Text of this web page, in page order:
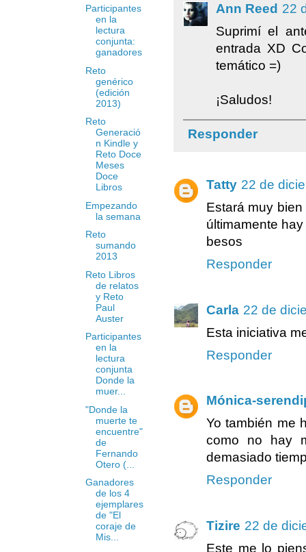
Ann Reed 22
Suprimí el
entrada XD
temático =)
¡Saludos!
Responder
Tatty 22 de
Estará muy
últimamente
besos
Responder
Carla 22 de
Esta iniciativa
Responder
Mónica-
Yo también me
como no hay
demasiado
Responder
Tizire 22 de
Este me lo
Participantes
en la
lectura
conjunta:
ganadores
Reto
genérico
(edición
2013)
Reto
Generació
n Kindle y
Reto Doce
Meses
Doce
Libros
Empezando
la semana
Reto
sumando
2013
Reto Libros
de relatos
y Reto
Paul
Auster
Participantes
en la
lectura
conjunta
Donde la
muer...
"Donde la
muerte te
encuentre"
de
Fernando
Otero (...
Ganadores
de los 4
ejemplares
de "El
coraje de
Mis...